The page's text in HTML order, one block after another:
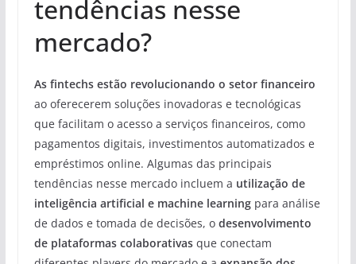
tendências nesse
mercado?
As fintechs estão revolucionando o setor financeiro
ao oferecerem soluções inovadoras e tecnológicas
que facilitam o acesso a serviços financeiros, como
pagamentos digitais, investimentos automatizados e
empréstimos online. Algumas das principais
tendências nesse mercado incluem a utilização de
inteligência artificial e machine learningpara análise
de dados e tomada de decisões, o desenvolvimento
de plataformas colaborativasque conectam